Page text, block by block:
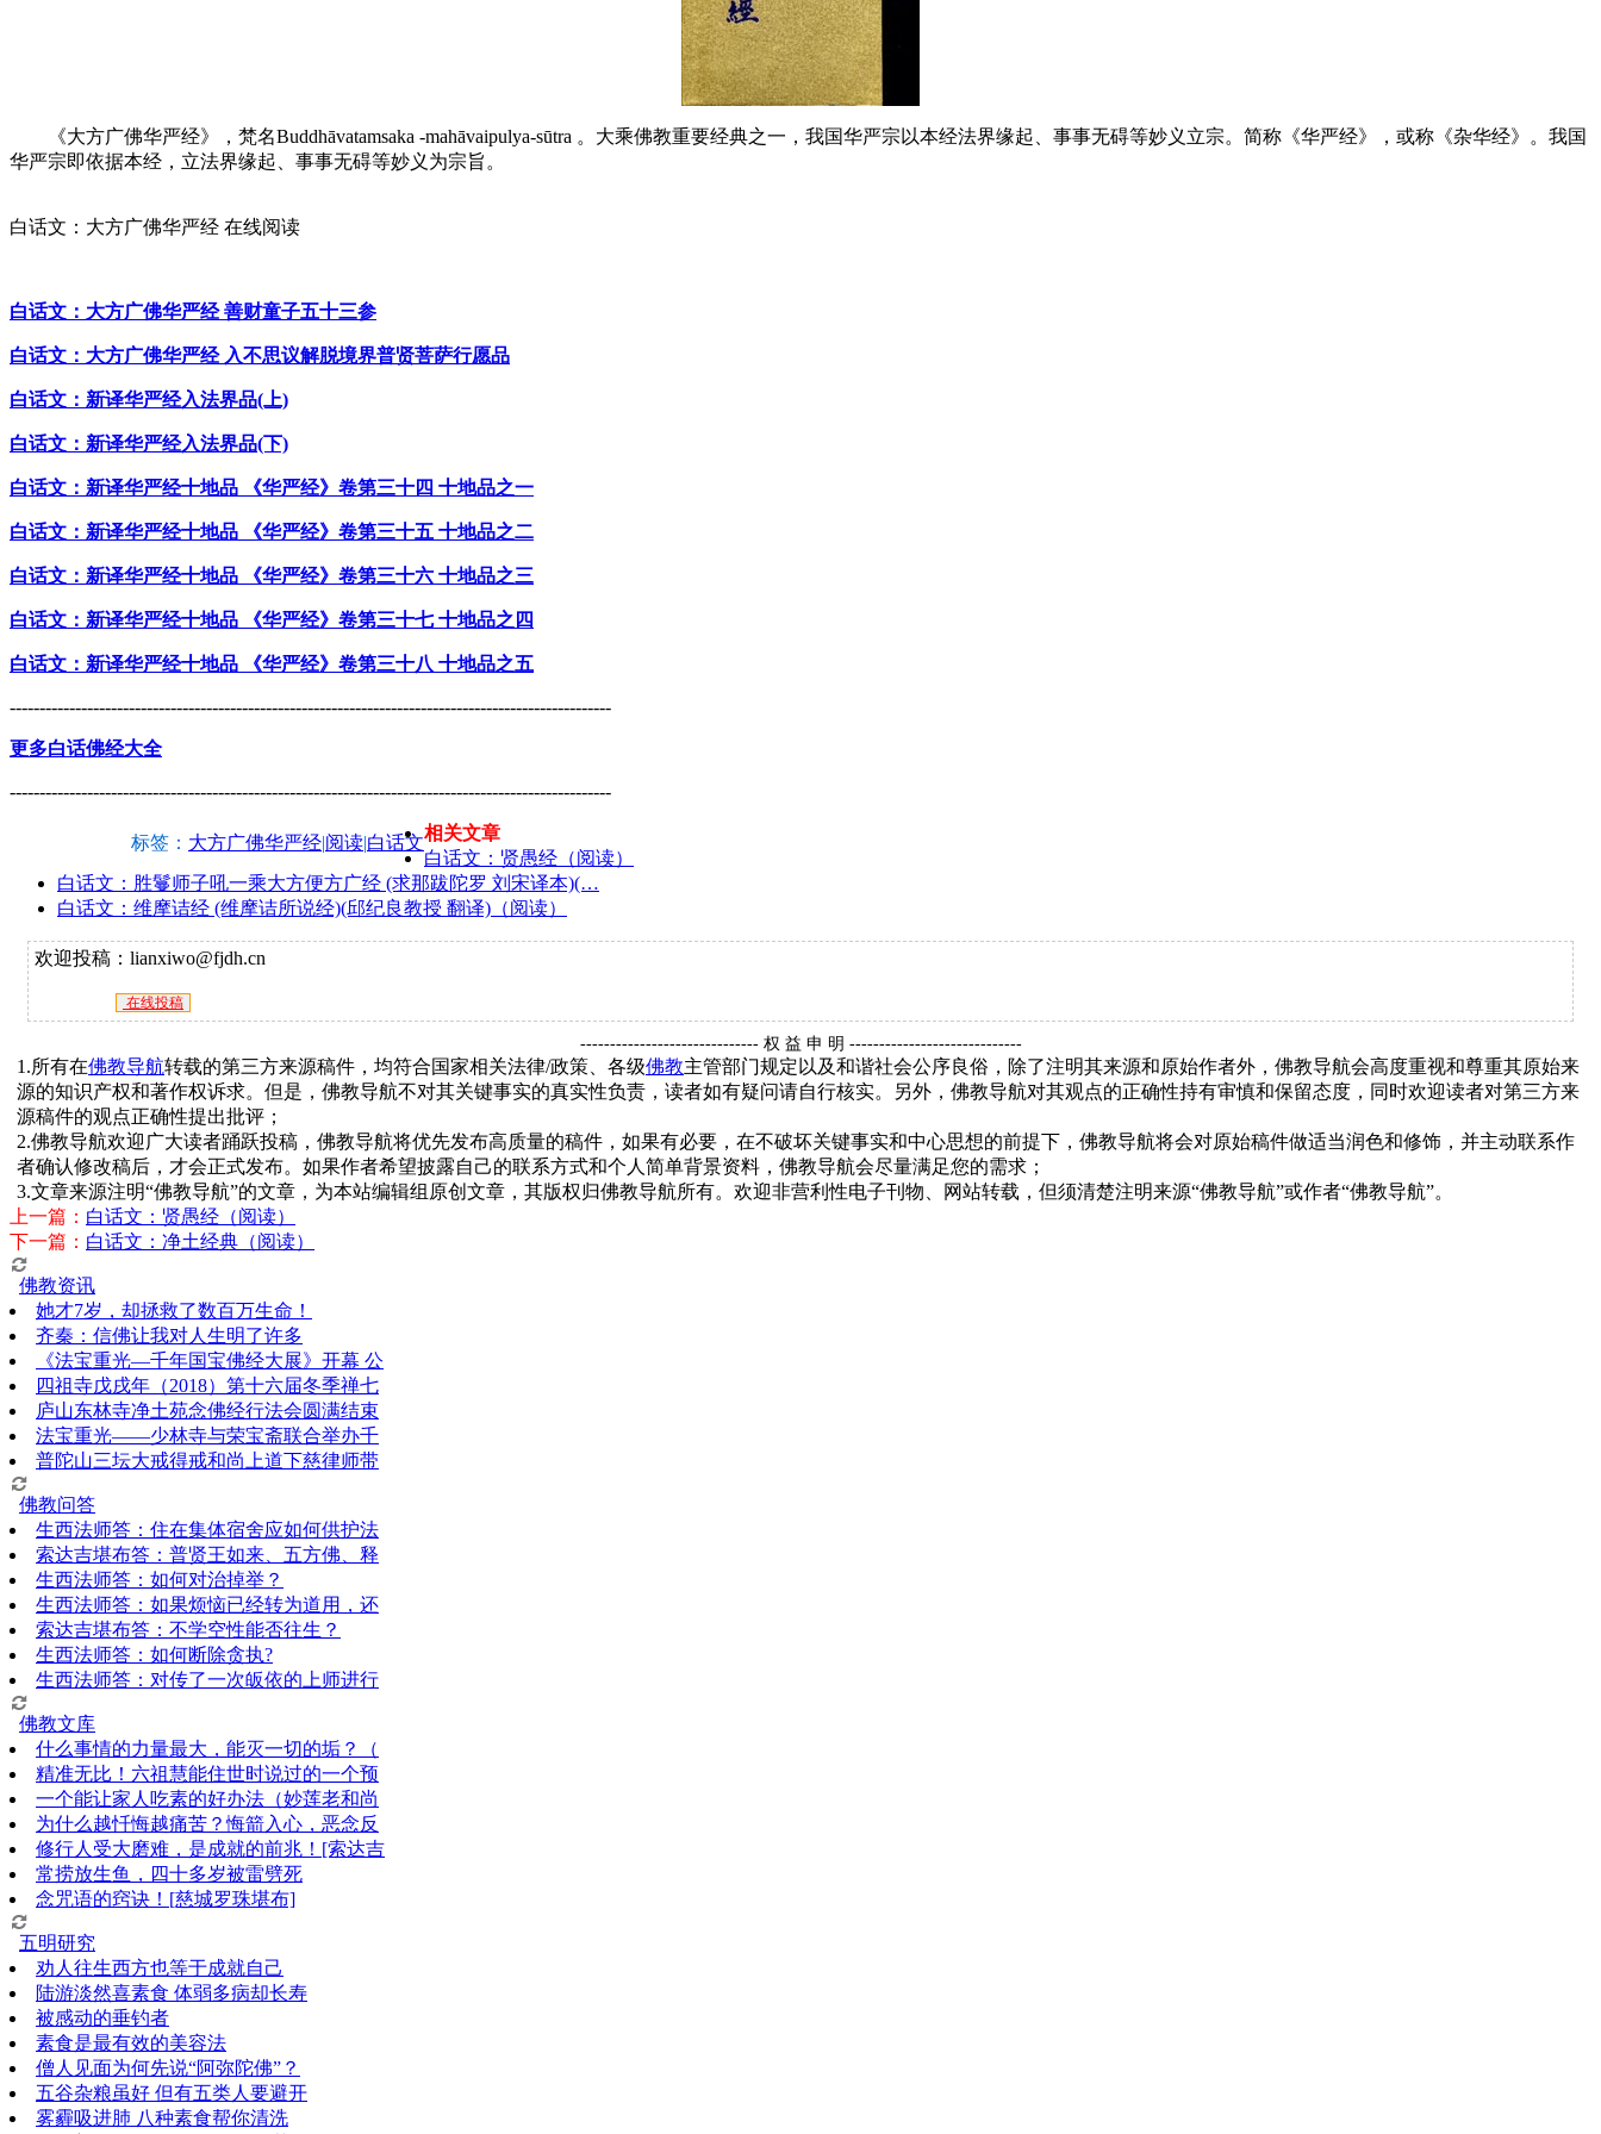
《大方广佛华严经》，梵名Buddhāvatamsaka -mahāvaipulya-sūtra 。大乘佛教重要经典之一，我国华严宗以本经法界缘起、事事无碍等妙义立宗。简称《华严经》，或称《杂华经》。我国
华严宗即依据本经，立法界缘起、事事无碍等妙义为宗旨。
白话文：大方广佛华严经 在线阅读
白话文：大方广佛华严经 善财童子五十三参
白话文：大方广佛华严经 入不思议解脱境界普贤菩萨行愿品
白话文：新译华严经入法界品(上)
白话文：新译华严经入法界品(下)
白话文：新译华严经十地品 《华严经》卷第三十四 十地品之一
白话文：新译华严经十地品 《华严经》卷第三十五 十地品之二
白话文：新译华严经十地品 《华严经》卷第三十六 十地品之三
白话文：新译华严经十地品 《华严经》卷第三十七 十地品之四
白话文：新译华严经十地品 《华严经》卷第三十八 十地品之五
-----------------------------------------------------------------------------------------------------
更多白话佛经大全
-----------------------------------------------------------------------------------------------------
标签： 大方广佛华严经|阅读|白话文相关文章
白话文：贤愚经（阅读）
白话文：胜鬘师子吼一乘大方便方广经 (求那跋陀罗 刘宋译本)(…
白话文：维摩诘经 (维摩诘所说经)(邱纪良教授 翻译)（阅读）
欢迎投稿：lianxiwo@fjdh.cn
在线投稿
------------------------------ 权 益 申 明 -----------------------------
1.所有在佛教导航转载的第三方来源稿件，均符合国家相关法律/政策、各级佛教主管部门规定以及和谐社会公序良俗，除了注明其来源和原始作者外，佛教导航会高度重视和尊重其原始来
源的知识产权和著作权诉求。但是，佛教导航不对其关键事实的真实性负责，读者如有疑问请自行核实。另外，佛教导航对其观点的正确性持有审慎和保留态度，同时欢迎读者对第三方来
源稿件的观点正确性提出批评；
2.佛教导航欢迎广大读者踊跃投稿，佛教导航将优先发布高质量的稿件，如果有必要，在不破坏关键事实和中心思想的前提下，佛教导航将会对原始稿件做适当润色和修饰，并主动联系作
者确认修改稿后，才会正式发布。如果作者希望披露自己的联系方式和个人简单背景资料，佛教导航会尽量满足您的需求；
3.文章来源注明“佛教导航”的文章，为本站编辑组原创文章，其版权归佛教导航所有。欢迎非营利性电子刊物、网站转载，但须清楚注明来源“佛教导航”或作者“佛教导航”。
上一篇： 白话文：贤愚经（阅读）
下一篇： 白话文：净土经典（阅读）
佛教资讯
她才7岁，却拯救了数百万生命！
齐秦：信佛让我对人生明了许多
《法宝重光—千年国宝佛经大展》开幕 公
四祖寺戊戌年（2018）第十六届冬季禅七
庐山东林寺净土苑念佛经行法会圆满结束
法宝重光——少林寺与荣宝斋联合举办千
普陀山三坛大戒得戒和尚上道下慈律师带
佛教问答
生西法师答：住在集体宿舍应如何供护法
索达吉堪布答：普贤王如来、五方佛、释
生西法师答：如何对治掉举？
生西法师答：如果烦恼已经转为道用，还
索达吉堪布答：​不学空性能否往生？
生西法师答：如何断除贪执?
生西法师答：对传了一次皈依的上师进行
佛教文库
什么事情的力量最大，能灭一切的垢？（
精准无比！六祖慧能住世时说过的一个预
一个能让家人吃素的好办法（妙莲老和尚
为什么越忏悔越痛苦？悔箭入心，恶念反
修行人受大磨难，是成就的前兆！[索达吉
常捞放生鱼，四十多岁被雷劈死
念咒语的窍诀！[慈城罗珠堪布]
五明研究
劝人往生西方也等于成就自己
陆游淡然喜素食 体弱多病却长寿
被感动的垂钓者
素食是最有效的美容法
僧人见面为何先说“阿弥陀佛”？
五谷杂粮虽好 但有五类人要避开
雾霾吸进肺 八种素食帮你清洗